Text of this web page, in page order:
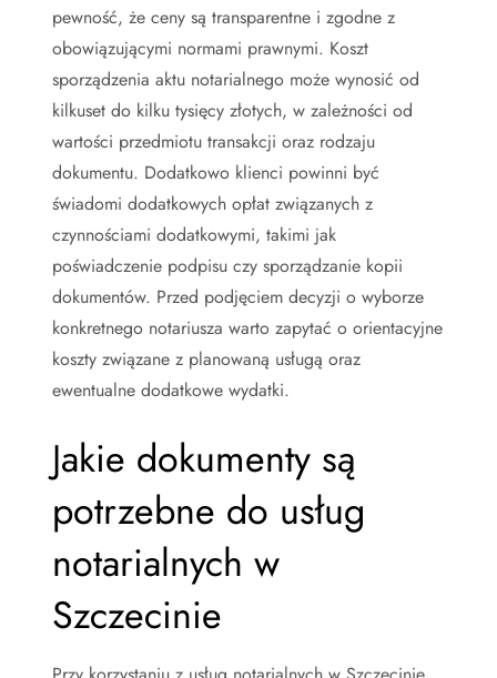
pewność, że ceny są transparentne i zgodne z
obowiązującymi normami prawnymi. Koszt
sporządzenia aktu notarialnego może wynosić od
kilkuset do kilku tysięcy złotych, w zależności od
wartości przedmiotu transakcji oraz rodzaju
dokumentu. Dodatkowo klienci powinni być
świadomi dodatkowych opłat związanych z
czynnościami dodatkowymi, takimi jak
poświadczenie podpisu czy sporządzanie kopii
dokumentów. Przed podjęciem decyzji o wyborze
konkretnego notariusza warto zapytać o orientacyjne
koszty związane z planowaną usługą oraz
ewentualne dodatkowe wydatki.
Jakie dokumenty są
potrzebne do usług
notarialnych w
Szczecinie